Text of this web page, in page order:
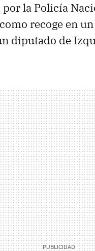
la Policía
recoge en
diputado de